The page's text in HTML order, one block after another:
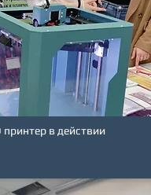
принтер в действии